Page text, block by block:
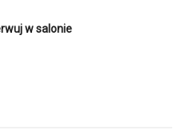
w salonie